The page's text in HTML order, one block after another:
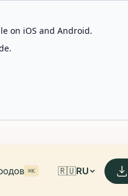
on iOS and Android.
⌘K 🇷🇺RU